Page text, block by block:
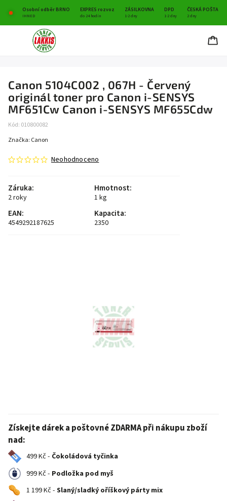
Osobní odběr BRNO EXPRES rozvoz ZÁSILKOVNA DPD ČESKÁ POŠTA
IHNED do 24 hodin 1-2 dny 1-2 dny 2 dny
Canon 5104C002 , 067H - Červený
originál toner pro Canon i-SENSYS
MF651Cw Canon i-SENSYS MF655Cdw
Kód: 010800082
Neohodnoceno
Záruka:
2 roky
Hmotnost:
1 kg
EAN:
4549292187625
Kapacita:
2350
Značka: Canon
Získejte dárek a poštovné ZDARMA při nákupu zboží
nad:
499 Kč - Čokoládová tyčinka
999 Kč - Podložka pod myš
1 199 Kč - Slaný/sladký oříškový párty mix